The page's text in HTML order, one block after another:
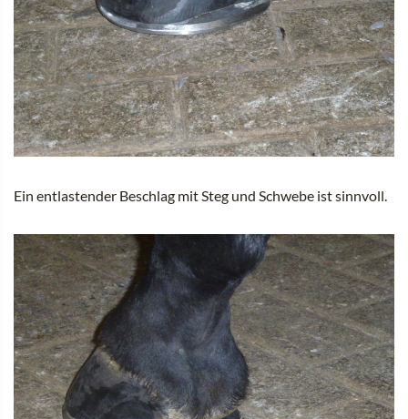
Ein entlastender Beschlag mit Steg und Schwebe ist sinnvoll.